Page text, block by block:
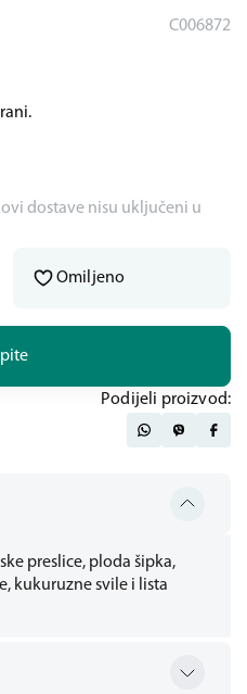
preslice, ploda šipka,
kukuruzne svile i lista
C006872
dostave nisu uključeni u
Omiljeno
Podijeli proizvod: